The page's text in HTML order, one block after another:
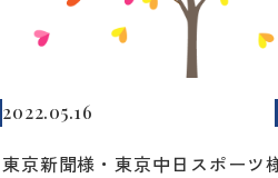
2022.05.16
東京新聞様・東京中日スポーツ